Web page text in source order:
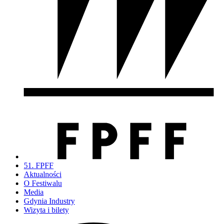
51. FPFF
Aktualności
O Festiwalu
Media
Gdynia Industry
Wizyta i bilety